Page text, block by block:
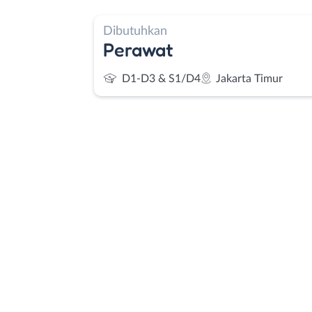
Dibutuhkan
Perawat
D1-D3 & S1/D4 Jakarta Timur